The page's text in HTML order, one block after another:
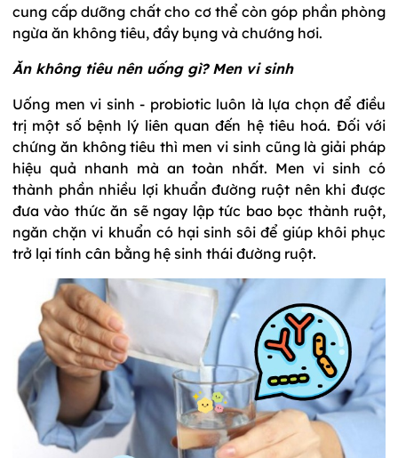
cung cấp dưỡng chất cho cơ thể còn góp phần phòng
ngừa ăn không tiêu, đầy bụng và chướng hơi.
Ăn không tiêu nên uống gì? Men vi sinh
Uống men vi sinh - probiotic luôn là lựa chọn để điều
trị một số bệnh lý liên quan đến hệ tiêu hoá. Đối với
chứng ăn không tiêu thì men vi sinh cũng là giải pháp
hiệu quả nhanh mà an toàn nhất. Men vi sinh có
thành phần nhiều lợi khuẩn đường ruột nên khi được
đưa vào thức ăn sẽ ngay lập tức bao bọc thành ruột,
ngăn chặn vi khuẩn có hại sinh sôi để giúp khôi phục
trở lại tính cân bằng hệ sinh thái đường ruột.